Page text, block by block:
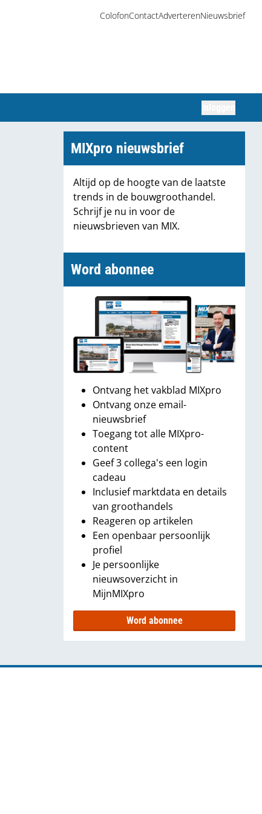
ColofonContactAdverterenNieuwsbrief
MIXpro nieuwsbrief
Altijd op de hoogte van de laatste
trends in de bouwgroothandel.
Schrijf je nu in voor de
nieuwsbrieven van MIX.
Word abonnee
Ontvang het vakblad MIXpro
Ontvang onze email-
nieuwsbrief
Toegang tot alle MIXpro-
content
Geef 3 collega's een login
cadeau
Inclusief marktdata en details
van groothandels
Reageren op artikelen
Een openbaar persoonlijk
profiel
Je persoonlijke
nieuwsoverzicht in
MijnMIXpro
Word abonnee